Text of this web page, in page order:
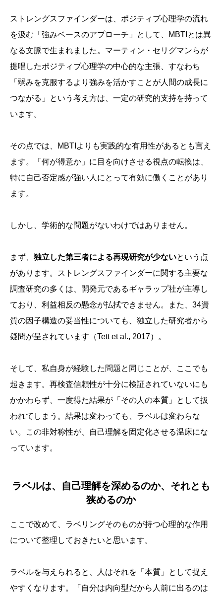
ストレングスファインダーは、ポジティブ心理学の流れ
を汲む「強みベースのアプローチ」として、MBTIとは異
なる文脈で生まれました。マーティン・セリグマンらが
提唱したポジティブ心理学の中心的な主張、すなわち
「弱みを克服するより強みを活かすことが人間の成長に
つながる」という考え方は、一定の研究的支持を持って
います。
その点では、MBTIよりも実践的な有用性があるとも言え
ます。「何が得意か」に目を向けさせる視点の転換は、
特に自己否定感が強い人にとって有効に働くことがあり
ます。
しかし、学術的な問題がないわけではありません。
まず、 独立した第三者による再現研究が少ないという点
があります。ストレングスファインダーに関する主要な
調査研究の多くは、開発元であるギャラップ社が主導し
ており、利益相反の懸念が払拭できません。また、34資
質の因子構造の妥当性についても、独立した研究者から
疑問が呈されています（Tett et al., 2017）。
そして、私自身が経験した問題と同じことが、ここでも
起きます。再検査信頼性が十分に検証されていないにも
かかわらず、一度得た結果が「その人の本質」として扱
われてしまう。結果は変わっても、ラベルは変わらな
い。
この非対称性が、自己理解を固定化させる温床にな
っています。
ラベルは、自己理解を深めるのか、それとも
狭めるのか
ここで改めて、ラベリングそのものが持つ心理的な作用
について整理しておきたいと思います。
ラベルを与えられると、人はそれを「本質」として捉え
やすくなります。「自分は内向型だから人前に出るのは